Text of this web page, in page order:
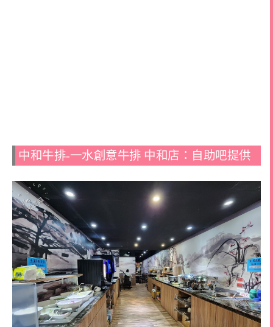
中和牛排-一水創意牛排 中和店：自助吧提供